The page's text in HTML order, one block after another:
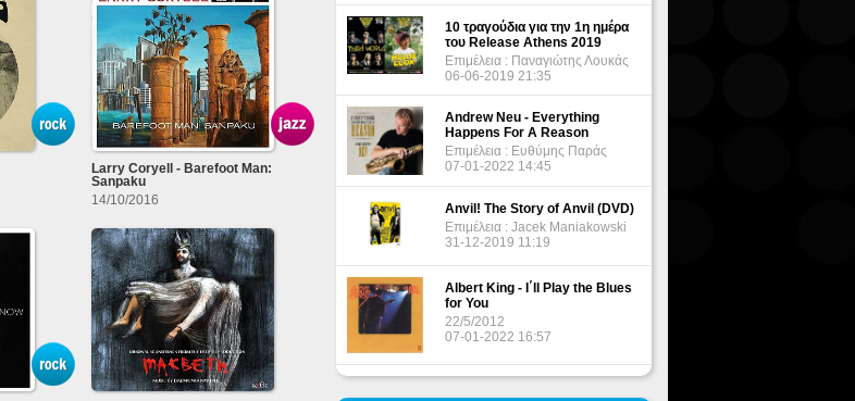
Larry Coryell - Barefoot Man:
Sanpaku
14/10/2016
10 τραγούδια για την 1η ημέρα
του Release Athens 2019
Επιμέλεια : Παναγιώτης Λουκάς
06-06-2019 21:35
Andrew Neu - Everything
Happens For A Reason
Επιμέλεια : Ευθύμης Παράς
07-01-2022 14:45
Anvil! The Story of Anvil (DVD)
Επιμέλεια : Jacek Maniakowski
31-12-2019 11:19
Albert King - I΄ll Play the Blues
for You
22/5/2012
07-01-2022 16:57